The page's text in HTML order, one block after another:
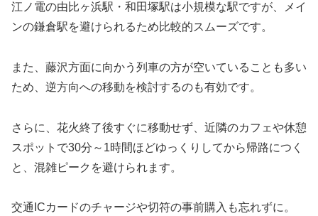
江ノ電の由比ヶ浜駅・和田塚駅は小規模な駅ですが、メイ
ンの鎌倉駅を避けられるため比較的スムーズです。
また、藤沢方面に向かう列車の方が空いていることも多い
ため、逆方向への移動を検討するのも有効です。
さらに、花火終了後すぐに移動せず、近隣のカフェや休憩
スポットで30分～1時間ほどゆっくりしてから帰路につく
と、混雑ピークを避けられます。
交通ICカードのチャージや切符の事前購入も忘れずに。